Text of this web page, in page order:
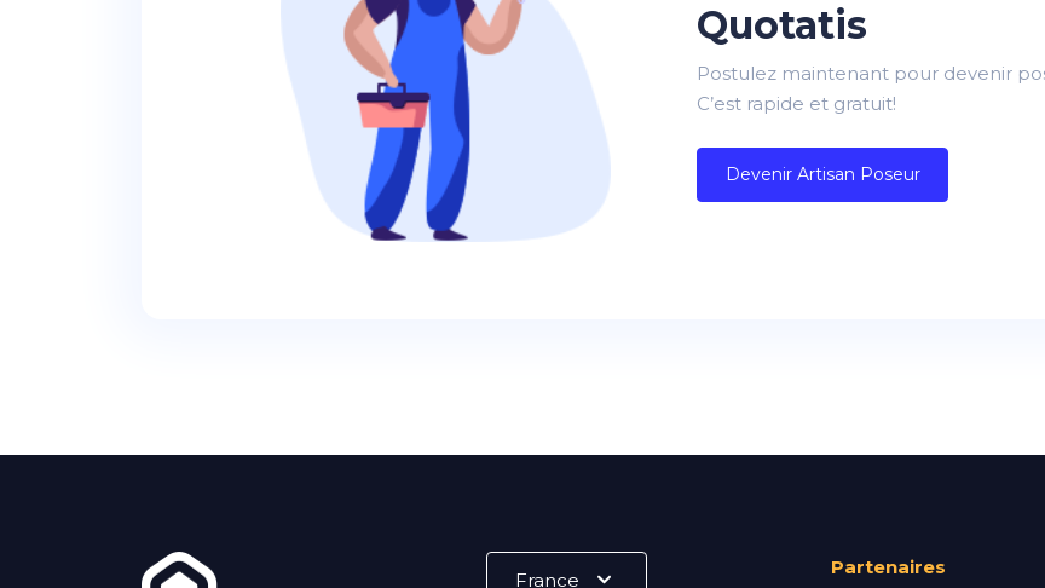
Quotatis
Postulez maintenant pour devenir
C’est rapide et gratuit!
Devenir Artisan Poseur
Partenaires